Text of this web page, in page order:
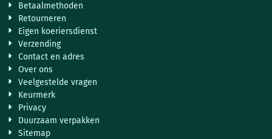
Betaalmethoden
Retourneren
Eigen koeriersdienst
Verzending
Contact en adres
Over ons
Veelgestelde vragen
Keurmerk
Privacy
Duurzaam verpakken
Sitemap